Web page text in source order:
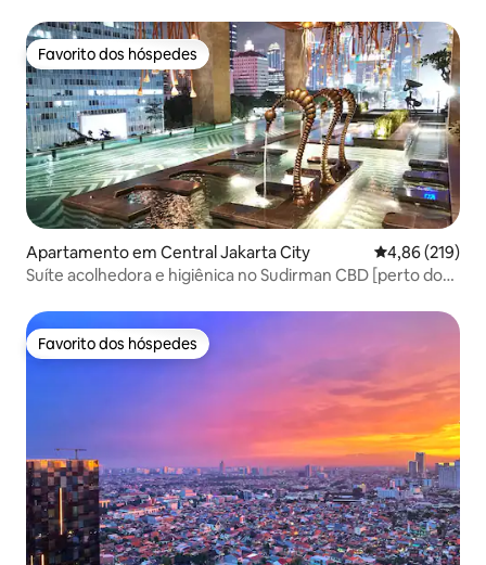
Favorito dos hóspedes
Favorito dos hóspedes
Apartamento em Central Jakarta City Classificação
4,86 (219)
Suíte acolhedora e higiênica no Sudirman CBD [perto do
Favorito dos hóspedes
Favorito dos hóspedes